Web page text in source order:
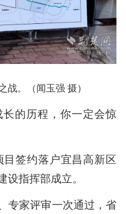
战。（闻玉强 摄）
的历程，你一定会惊
签约落户宜昌高新区
指挥部成立。
家评审一次通过，省